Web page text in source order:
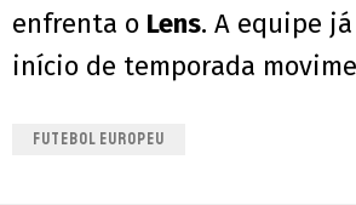
enfrenta o Lens. A equipe
início de temporada
FUTEBOL EUROPEU